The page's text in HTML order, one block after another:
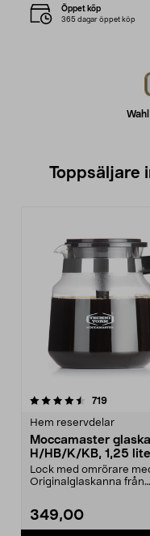
Wahl
Öppet köp
365 dagar öppet köp
Toppsäljare
719
Hem reservdelar
Moccamaster
H/HB/K/KB, 1,25
Lock med omrörare
Originalglaskanna från
349,00
4.5 av 5 stjärnor